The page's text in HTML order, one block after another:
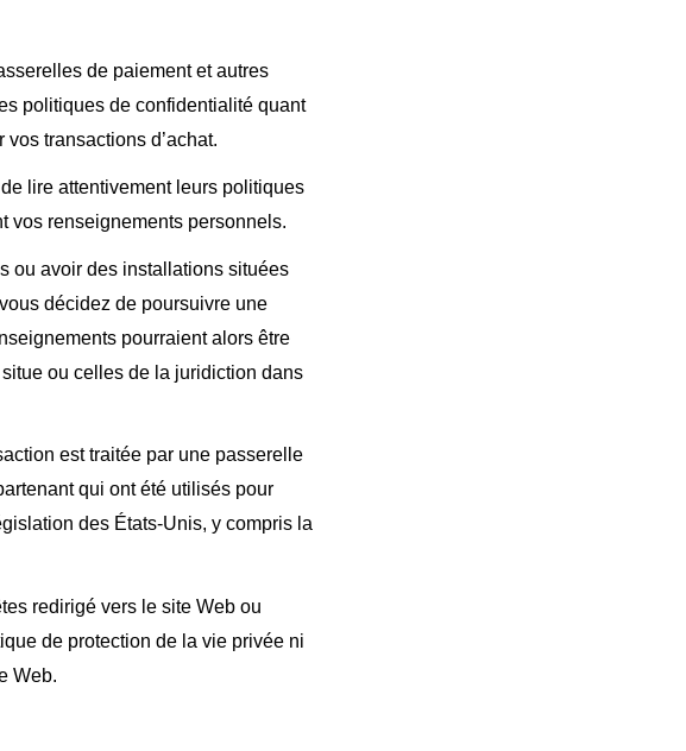
de paiement et autres
politiques de confidentialité quant
transactions d’achat.
lire attentivement leurs politiques
vos renseignements personnels.
ou avoir des installations situées
décidez de poursuivre une
pourraient alors être
ou celles de la juridiction dans
est traitée par une passerelle
qui ont été utilisés pour
des États-Unis, y compris la
redirigé vers le site Web ou
de protection de la vie privée ni
Web.